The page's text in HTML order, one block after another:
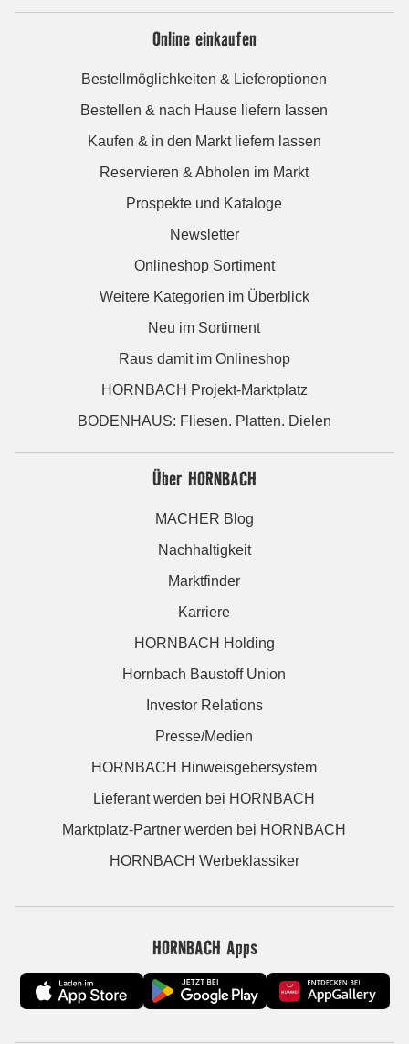
Online einkaufen
Bestellmöglichkeiten & Lieferoptionen
Bestellen & nach Hause liefern lassen
Kaufen & in den Markt liefern lassen
Reservieren & Abholen im Markt
Prospekte und Kataloge
Newsletter
Onlineshop Sortiment
Weitere Kategorien im Überblick
Neu im Sortiment
Raus damit im Onlineshop
HORNBACH Projekt-Marktplatz
BODENHAUS: Fliesen. Platten. Dielen
Über HORNBACH
MACHER Blog
Nachhaltigkeit
Marktfinder
Karriere
HORNBACH Holding
Hornbach Baustoff Union
Investor Relations
Presse/Medien
HORNBACH Hinweisgebersystem
Lieferant werden bei HORNBACH
Marktplatz-Partner werden bei HORNBACH
HORNBACH Werbeklassiker
HORNBACH Apps